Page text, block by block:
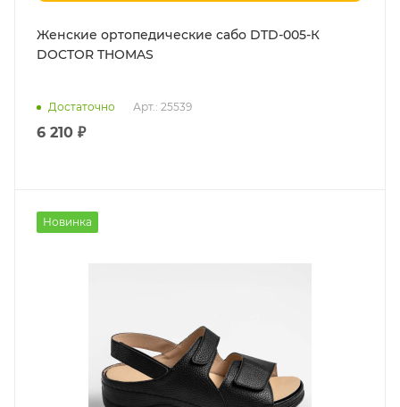
Женские ортопедические сабо DTD-005-К
DOCTOR THOMAS
Достаточно Арт.: 25539
6 210 ₽
Новинка